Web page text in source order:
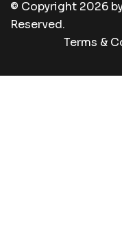
© Copyright 2026
Reserved.
Terms &